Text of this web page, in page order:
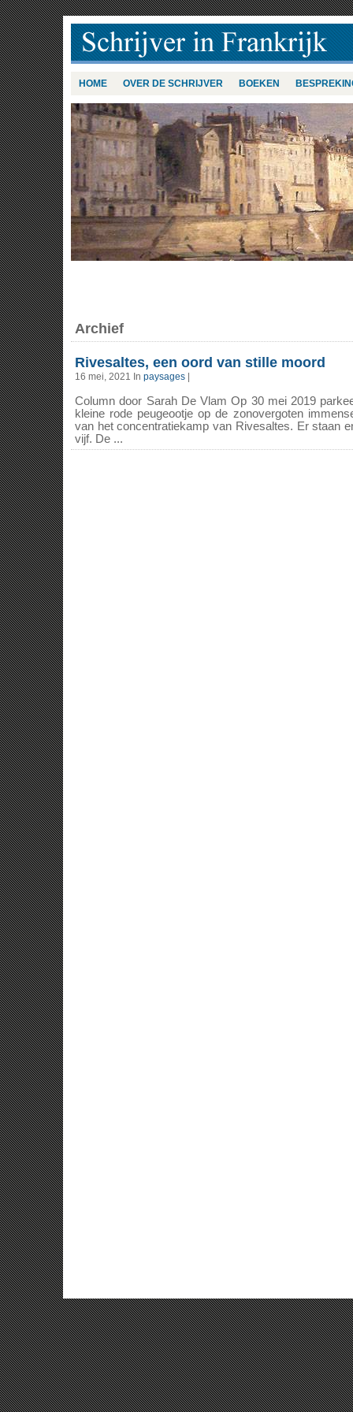
HOME OVER DE SCHRIJVER BOEKEN
Archief
Rivesaltes, een oord van stille moord
16 mei, 2021 In paysages
Column door Sarah De Vlam Op 30 mei 2019
kleine rode peugeootje op de zonovergoten
van het concentratiekamp van Rivesaltes. Er staan
vijf. De ...